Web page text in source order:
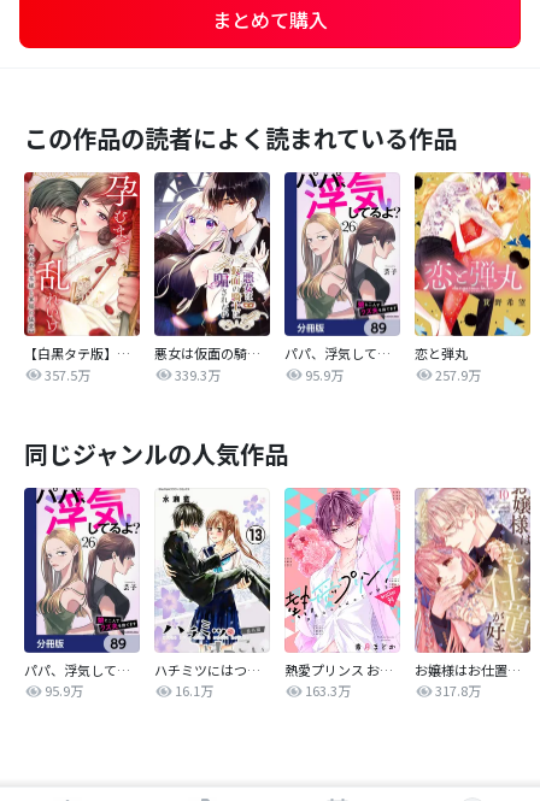
まとめて購入
この作品の読者によく読まれている作品
【白黒タテ版】孕むまで乱れいけ～身代わり花嫁と軍服の猛愛
357.5万
悪女は仮面の騎士に騙されない
339.3万
パパ、浮気してるよ？娘と二人でクズ夫を捨てます【分冊版】
95.9万
恋と弾丸
257.9万
同じジャンルの人気作品
パパ、浮気してるよ？娘と二人でクズ夫を捨てます【分冊版】
95.9万
ハチミツにはつこい
16.1万
熱愛プリンス お兄ちゃんはキミが好き
163.3万
お嬢様はお仕置きが好き
317.8万